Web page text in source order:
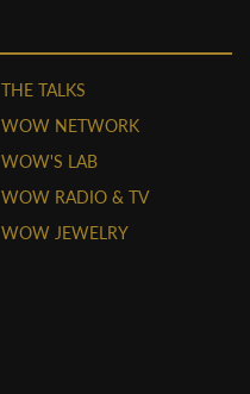
THE TALKS
WOW NETWORK
WOW'S LAB
WOW RADIO & TV
WOW JEWELRY